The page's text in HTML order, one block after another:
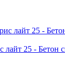
лайт 25 - Бетон